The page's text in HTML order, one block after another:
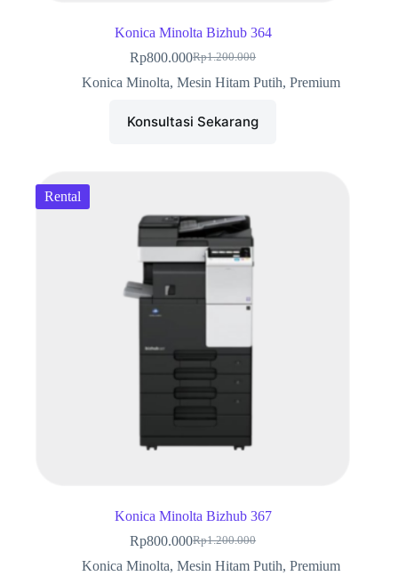
Konica Minolta Bizhub 364
Rp1.200.000
Harga
aslinya
Rp800.000Harga
saat
Rp800.000.
Konica Minolta, Mesin Hitam Putih, Premium
Konsultasi Sekarang
Rental
Konica Minolta Bizhub 367
Rp1.200.000
Harga
aslinya
Rp800.000Harga
saat
Konica Minolta, Mesin Hitam Putih, Premium